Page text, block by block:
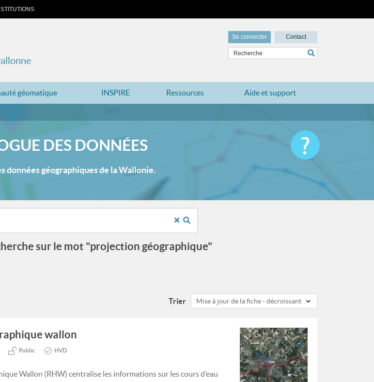
Se connecter Contact
géomatique INSPIRE Ressources Aide et support
DES DONNÉES
données géographiques de la Wallonie.
sur le mot "projection géographique"
Trier Mise à jour de la fiche - décroissant
wallon
Public HVD
Wallon (RHW) centralise les informations sur les cours d’eau